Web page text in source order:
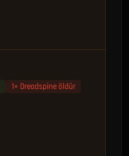
1× Dreadspine öldür